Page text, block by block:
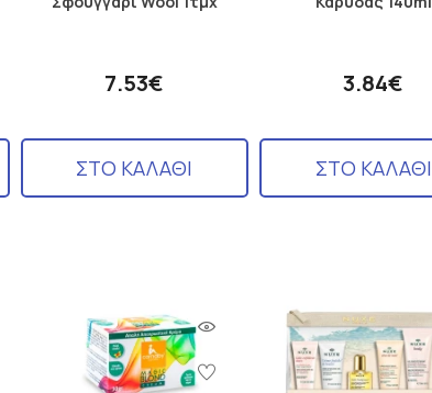
7.53€
ΣΤΟ ΚΑΛΑΘΙ
3.84€
ΣΤΟ ΚΑΛΑΘΙ